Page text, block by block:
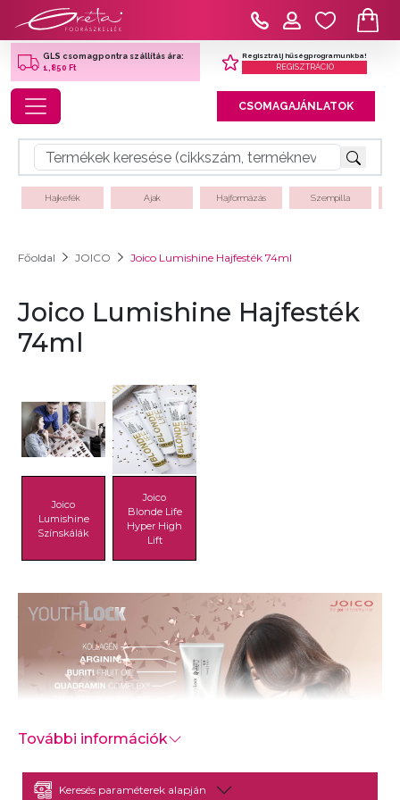
GLS csomagpontra szállítás ára:
1,850 Ft
Regisztrálj hűségprogramunkba!
REGISZTRÁCIÓ
Toggle navigation CSOMAGAJÁNLATOK
Hajkefék Ajak Hajformázás Szempilla
Főoldal JOICO Joico Lumishine Hajfesték 74ml
Joico Lumishine Hajfesték
74ml
Joico
Lumishine
Színskálák
Joico
Blonde Life
Hyper High
Lift
További információk
Keresés paraméterek alapján